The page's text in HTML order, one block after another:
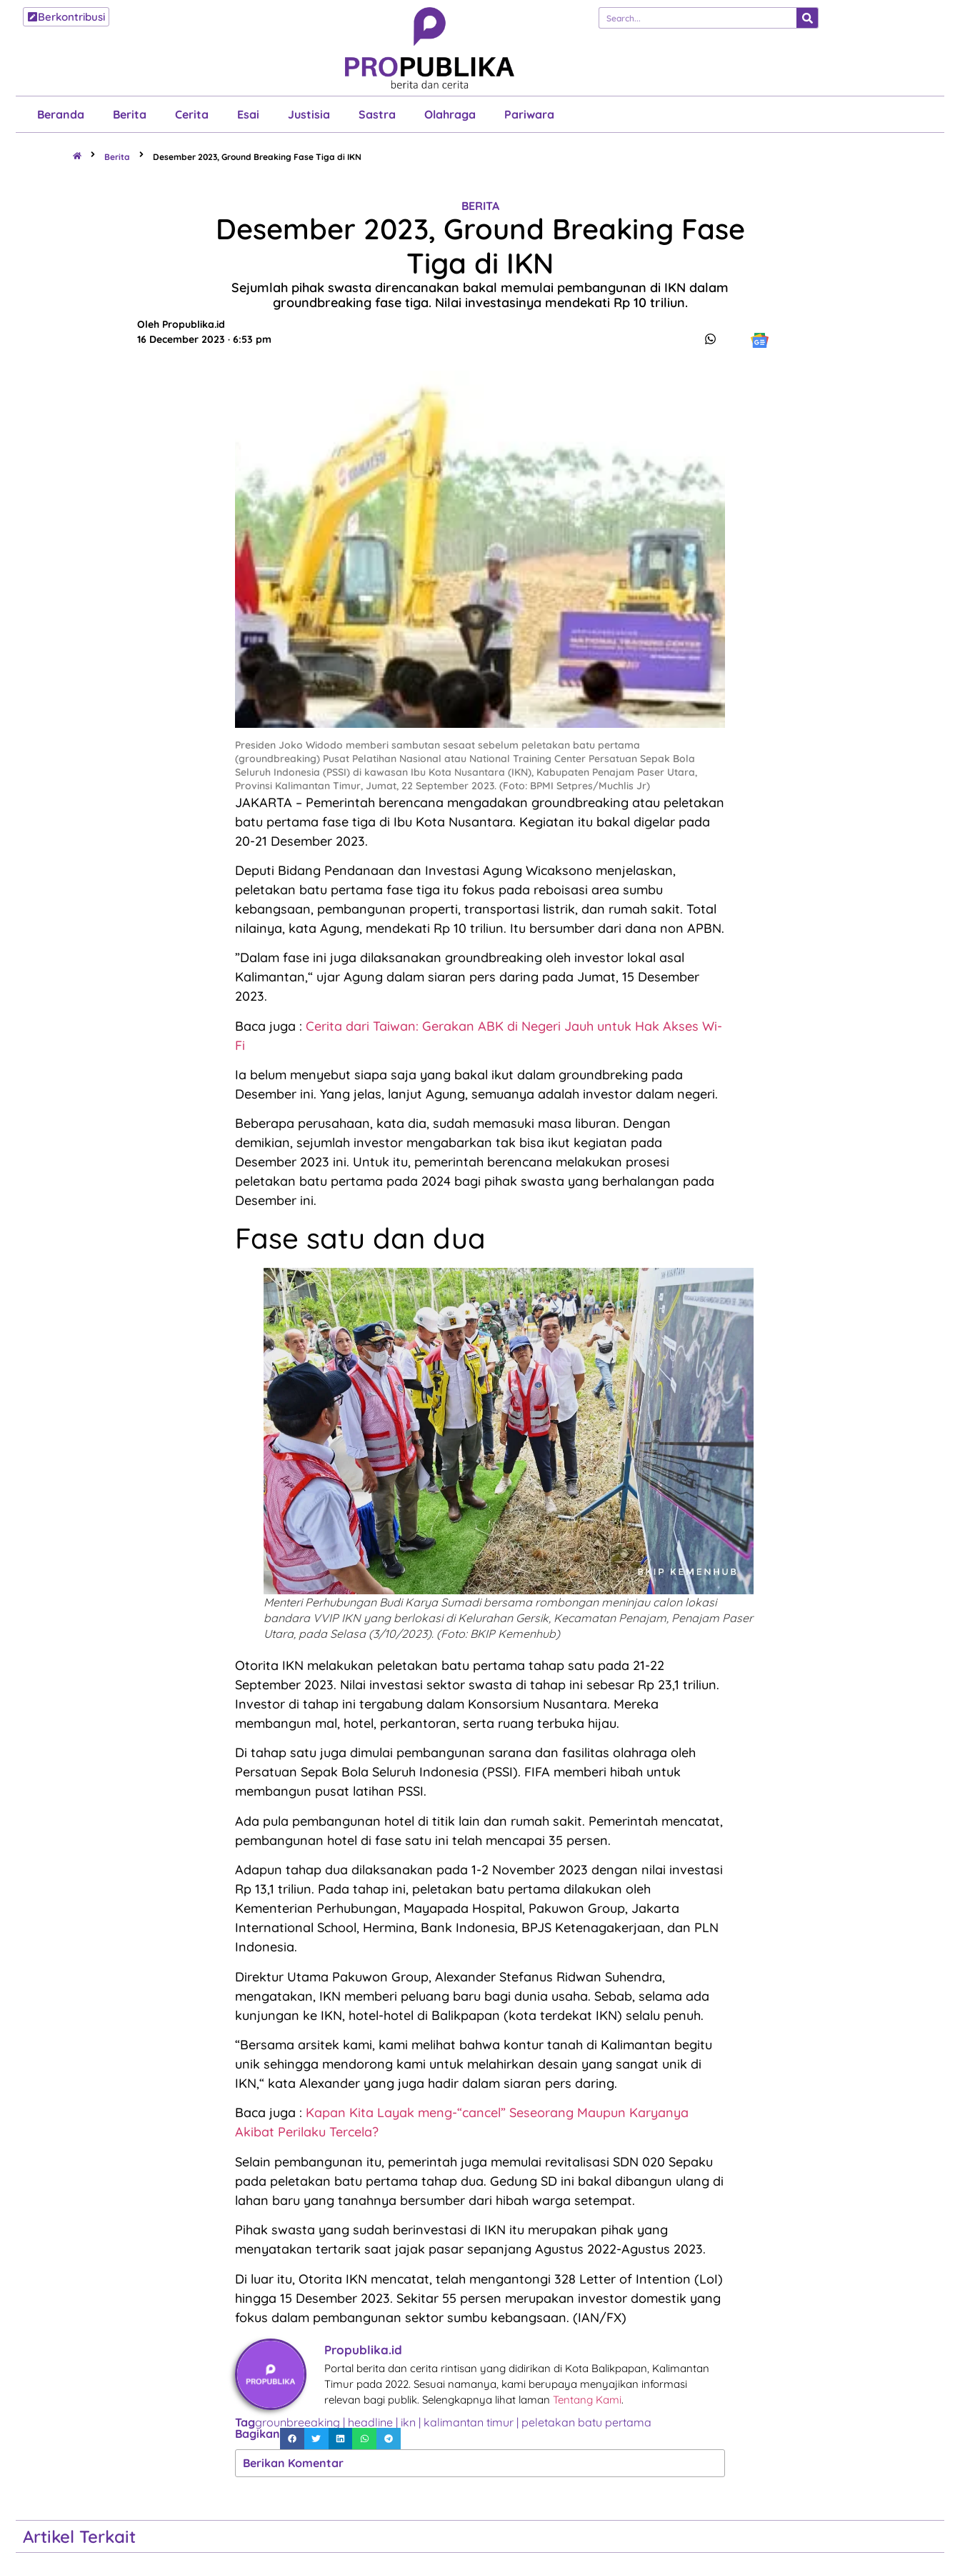
Berkontribusi
Beranda Berita Cerita Esai Justisia Sastra Olahraga Pariwara
Berita Cerita Esai Justisia
Pariwara
Berita Desember 2023, Ground Breaking Fase Tiga di IKN
BERITA
Desember 2023, Ground Breaking Fase
Tiga di IKN
Sejumlah pihak swasta direncanakan bakal memulai pembangunan di IKN dalam
groundbreaking fase tiga. Nilai investasinya mendekati Rp 10 triliun.
Oleh Propublika.id
16 December 2023 · 6:53 pm
Presiden Joko Widodo memberi sambutan sesaat sebelum peletakan batu pertama
(groundbreaking) Pusat Pelatihan Nasional atau National Training Center Persatuan Sepak Bola
Seluruh Indonesia (PSSI) di kawasan Ibu Kota Nusantara (IKN), Kabupaten Penajam Paser Utara,
Provinsi Kalimantan Timur, Jumat, 22 September 2023. (Foto: BPMI Setpres/Muchlis Jr)
JAKARTA – Pemerintah berencana mengadakan groundbreaking atau peletakan
batu pertama fase tiga di Ibu Kota Nusantara. Kegiatan itu bakal digelar pada
20-21 Desember 2023.
Deputi Bidang Pendanaan dan Investasi Agung Wicaksono menjelaskan,
peletakan batu pertama fase tiga itu fokus pada reboisasi area sumbu
kebangsaan, pembangunan properti, transportasi listrik, dan rumah sakit. Total
nilainya, kata Agung, mendekati Rp 10 triliun. Itu bersumber dari dana non APBN.
”Dalam fase ini juga dilaksanakan groundbreaking oleh investor lokal asal
Kalimantan,“ ujar Agung dalam siaran pers daring pada Jumat, 15 Desember
2023.
Baca juga : Cerita dari Taiwan: Gerakan ABK di Negeri Jauh untuk Hak Akses Wi-
Fi
Ia belum menyebut siapa saja yang bakal ikut dalam groundbreking pada
Desember ini. Yang jelas, lanjut Agung, semuanya adalah investor dalam negeri.
Beberapa perusahaan, kata dia, sudah memasuki masa liburan. Dengan
demikian, sejumlah investor mengabarkan tak bisa ikut kegiatan pada
Desember 2023 ini. Untuk itu, pemerintah berencana melakukan prosesi
peletakan batu pertama pada 2024 bagi pihak swasta yang berhalangan pada
Desember ini.
Fase satu dan dua
Menteri Perhubungan Budi Karya Sumadi bersama rombongan meninjau calon lokasi
bandara VVIP IKN yang berlokasi di Kelurahan Gersik, Kecamatan Penajam, Penajam Paser
Utara, pada Selasa (3/10/2023). (Foto: BKIP Kemenhub)
Otorita IKN melakukan peletakan batu pertama tahap satu pada 21-22
September 2023. Nilai investasi sektor swasta di tahap ini sebesar Rp 23,1 triliun.
Investor di tahap ini tergabung dalam Konsorsium Nusantara. Mereka
membangun mal, hotel, perkantoran, serta ruang terbuka hijau.
Di tahap satu juga dimulai pembangunan sarana dan fasilitas olahraga oleh
Persatuan Sepak Bola Seluruh Indonesia (PSSI). FIFA memberi hibah untuk
membangun pusat latihan PSSI.
Ada pula pembangunan hotel di titik lain dan rumah sakit. Pemerintah mencatat,
pembangunan hotel di fase satu ini telah mencapai 35 persen.
Adapun tahap dua dilaksanakan pada 1-2 November 2023 dengan nilai investasi
Rp 13,1 triliun. Pada tahap ini, peletakan batu pertama dilakukan oleh
Kementerian Perhubungan, Mayapada Hospital, Pakuwon Group, Jakarta
International School, Hermina, Bank Indonesia, BPJS Ketenagakerjaan, dan PLN
Indonesia.
Direktur Utama Pakuwon Group, Alexander Stefanus Ridwan Suhendra,
mengatakan, IKN memberi peluang baru bagi dunia usaha. Sebab, selama ada
kunjungan ke IKN, hotel-hotel di Balikpapan (kota terdekat IKN) selalu penuh.
“Bersama arsitek kami, kami melihat bahwa kontur tanah di Kalimantan begitu
unik sehingga mendorong kami untuk melahirkan desain yang sangat unik di
IKN,“ kata Alexander yang juga hadir dalam siaran pers daring.
Baca juga : Kapan Kita Layak meng-“cancel” Seseorang Maupun Karyanya
Akibat Perilaku Tercela?
Selain pembangunan itu, pemerintah juga memulai revitalisasi SDN 020 Sepaku
pada peletakan batu pertama tahap dua. Gedung SD ini bakal dibangun ulang di
lahan baru yang tanahnya bersumber dari hibah warga setempat.
Pihak swasta yang sudah berinvestasi di IKN itu merupakan pihak yang
menyatakan tertarik saat jajak pasar sepanjang Agustus 2022-Agustus 2023.
Di luar itu, Otorita IKN mencatat, telah mengantongi 328 Letter of Intention (LoI)
hingga 15 Desember 2023. Sekitar 55 persen merupakan investor domestik yang
fokus dalam pembangunan sektor sumbu kebangsaan. (IAN/FX)
Propublika.id
Portal berita dan cerita rintisan yang didirikan di Kota Balikpapan, Kalimantan
Timur pada 2022. Sesuai namanya, kami berupaya menyajikan informasi
relevan bagi publik. Selengkapnya lihat laman Tentang Kami.
Taggrounbreeaking | headline | ikn | kalimantan timur | peletakan batu pertama
Bagikan
Berikan Komentar
Artikel Terkait